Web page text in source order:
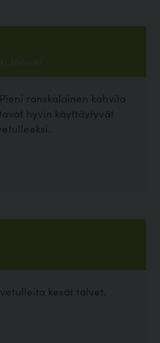
Helsinki
ranskalainen kahvila
hyvin käyttäytyvät
kesät talvet.